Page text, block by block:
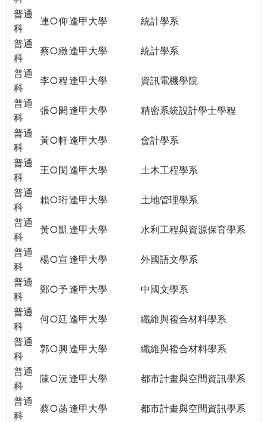
普通
科
連○仰逢甲大學
統計學系
普通
科
蔡○緻逢甲大學
統計學系
普通
科
李○程逢甲大學
資訊電機學院
普通
科
張○閎逢甲大學
精密系統設計學士學程
普通
科
黃○軒逢甲大學
會計學系
普通
科
王○閔逢甲大學
土木工程學系
普通
科
賴○珩逢甲大學
土地管理學系
普通
科
黃○凱逢甲大學
水利工程與資源保育學系
普通
科
楊○宣逢甲大學
外國語文學系
普通
科
鄭○予逢甲大學
中國文學系
普通
科
何○廷逢甲大學
纖維與複合材料學系
普通
科
郭○興逢甲大學
纖維與複合材料學系
普通
科
陳○沅逢甲大學
都市計畫與空間資訊學系
普通
科
蔡○菡逢甲大學
都市計畫與空間資訊學系